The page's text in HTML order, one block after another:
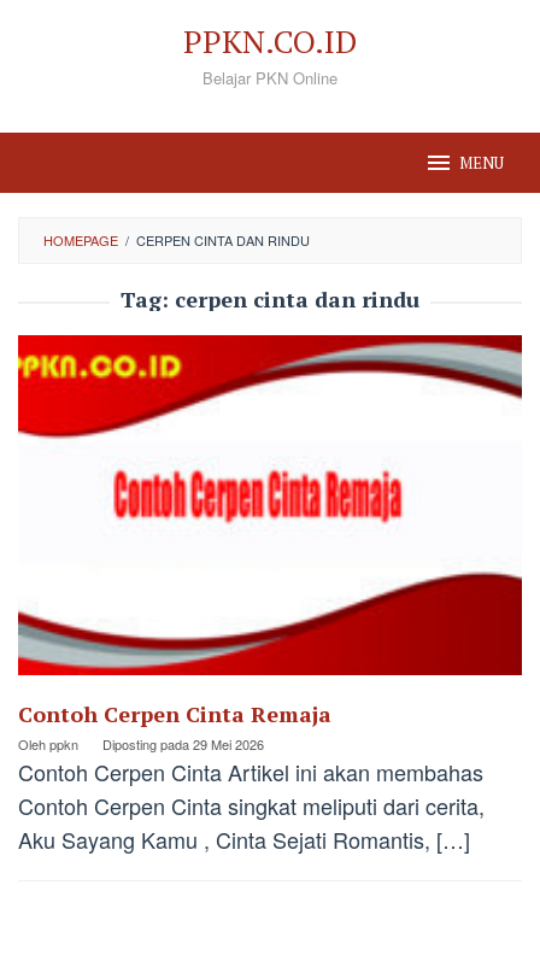
PPKN.CO.ID
Belajar PKN Online
MENU
HOMEPAGE / CERPEN CINTA DAN RINDU
Tag: cerpen cinta dan rindu
Contoh Cerpen Cinta Remaja
Olehppkn Diposting pada29 Mei 2026
Contoh Cerpen Cinta Artikel ini akan membahas
Contoh Cerpen Cinta singkat meliputi dari cerita,
Aku Sayang Kamu , Cinta Sejati Romantis, […]